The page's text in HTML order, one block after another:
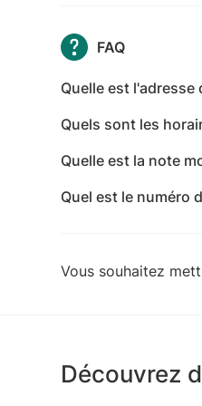
FAQ
Quelle est l'adresse
Quels sont les
mercredi: 08:00-
Fermé
Quelle est la note
Quel est le numéro
Vous souhaitez
Découvrez